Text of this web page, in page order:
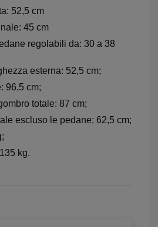
52,5 cm
45 cm
regolabili da: 30 a 38
esterna: 52,5 cm;
96,5 cm;
totale: 87 cm;
escluso le pedane: 62,5 cm;
kg.